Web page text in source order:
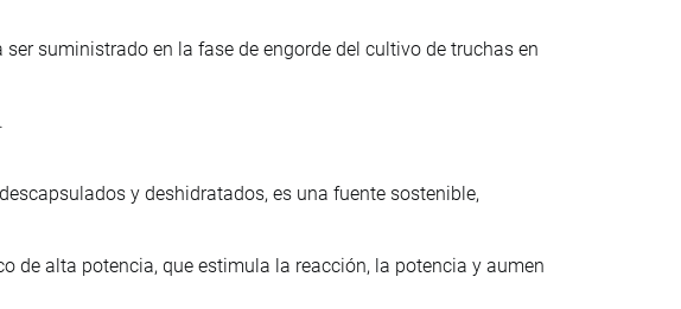
suministrado en la fase de engorde del cultivo de truchas en
y deshidratados, es una fuente sostenible,
de alta potencia, que estimula la reacción, la potencia y aumen